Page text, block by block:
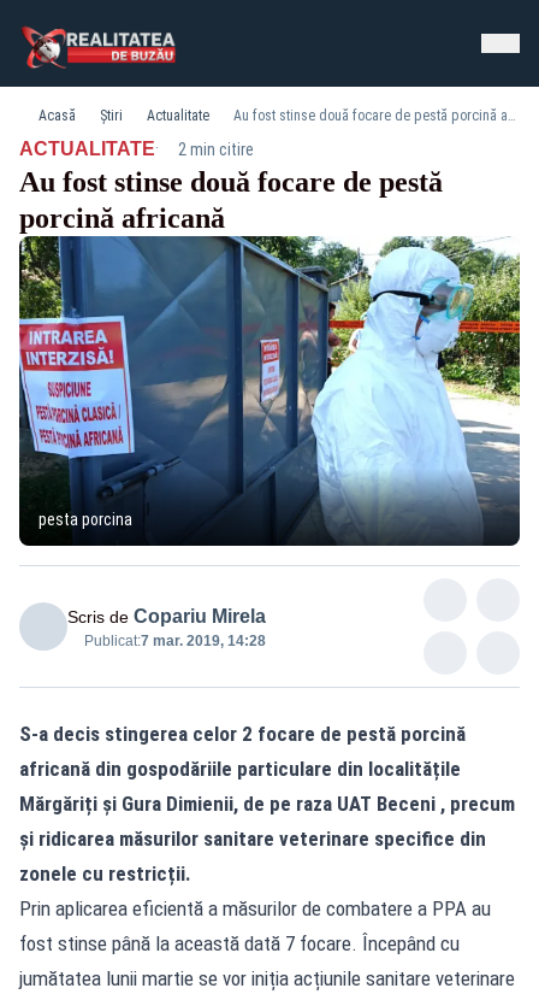
Acasă Știri Actualitate Au fost stinse două focare de pestă porcină africană
ACTUALITATE· 2 min citire
Au fost stinse două focare de pestă
porcină africană
pesta porcina
Scris de Copariu Mirela
Publicat:7 mar. 2019, 14:28
S-a decis stingerea celor 2 focare de pestă porcină
africană din gospodăriile particulare din localitățile
Mărgăriți și Gura Dimienii, de pe raza UAT Beceni , precum
și ridicarea măsurilor sanitare veterinare specifice din
zonele cu restricții.
Prin aplicarea eficientă a măsurilor de combatere a PPA au
fost stinse până la această dată 7 focare. Începând cu
jumătatea lunii martie se vor iniția acțiunile sanitare veterinare